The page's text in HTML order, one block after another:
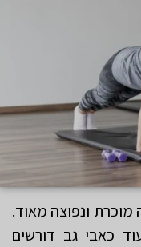
מוכרת ונפוצה מאוד.
כאבי גב דורשים